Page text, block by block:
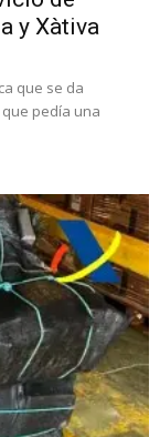
y Xàtiva
que se da
pedía una